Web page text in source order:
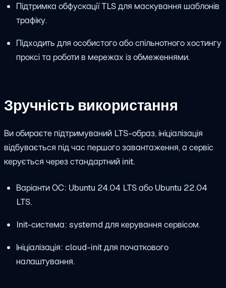
Підтримка обфускації TLS для маскування шаблонів
трафіку.
Підходить для особистого або спільнотного хостингу
проксі та роботи в мережах із обмеженнями.
Зручність використання
Ви обираєте підтримуваний LTS-образ, ініціалізація
відбувається під час першого завантаження, а сервіс
керується через стандартний init.
Варіанти ОС: Ubuntu 24.04 LTS або Ubuntu 22.04
LTS.
Init-система: systemd для керування сервісом.
Ініціалізація: cloud-init для початкового
налаштування.